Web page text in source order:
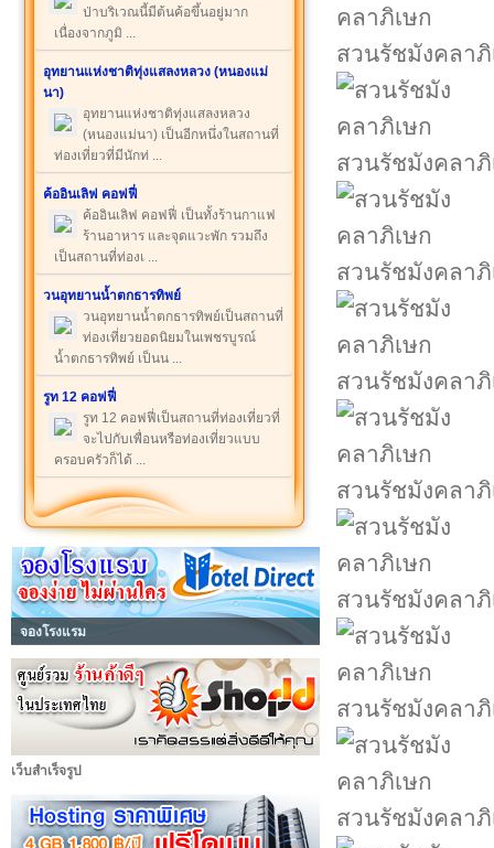
ป่าบริเวณนี้มีต้นค้อขึ้นอยู่มาก
เนื่องจากภูมิ ...
อุทยานแห่งชาติทุ่งแสลงหลวง (หนองแม่
นา)
อุทยานแห่งชาติทุ่งแสลงหลวง
(หนองแม่นา) เป็นอีกหนึ่งในสถานที่
ท่องเที่ยวที่มีนักท่ ...
ค้ออินเลิฟ คอฟฟี่
ค้ออินเลิฟ คอฟฟี่ เป็นทั้งร้านกาแฟ
ร้านอาหาร และจุดแวะพัก รวมถึง
เป็นสถานที่ท่องเ ...
วนอุทยานน้ำตกธารทิพย์
วนอุทยานน้ำตกธารทิพย์เป็นสถานที่
ท่องเที่ยวยอดนิยมในเพชรบูรณ์
น้ำตกธารทิพย์ เป็นน ...
รูท 12 คอฟฟี่
รูท 12 คอฟฟี่เป็นสถานที่ท่องเที่ยวที่
จะไปกับเพื่อนหรือท่องเที่ยวแบบ
ครอบครัวก็ได้ ...
จองโรงแรม
เว็บสำเร็จรูป
สวนรัชมังคลาภิ
สวนรัชมังคลาภิ
สวนรัชมังคลาภิ
สวนรัชมังคลาภิ
สวนรัชมังคลาภิ
สวนรัชมังคลาภิ
สวนรัชมังคลาภิ
สวนรัชมังคลาภิ